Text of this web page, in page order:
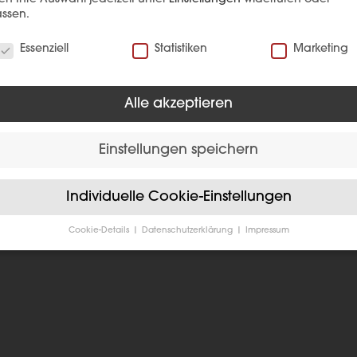
Essenziell
Statistiken Marketing
Alle akzeptieren
Einstellungen speichern
Individuelle Cookie-Einstellungen
Cookie-Details Datenschutzerklärung Impressum
Datenschutzeinstellungen